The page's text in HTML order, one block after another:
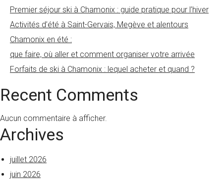
Premier séjour ski à Chamonix : guide pratique pour l’hiver
Activités d’été à Saint-Gervais, Megève et alentours
Chamonix en été :
que faire, où aller et comment organiser votre arrivée
Forfaits de ski à Chamonix : lequel acheter et quand ?
Recent Comments
Aucun commentaire à afficher.
Archives
juillet 2026
juin 2026